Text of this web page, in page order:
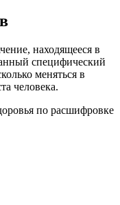
находящееся в
специфический
меняться в
человека.
по расшифровке